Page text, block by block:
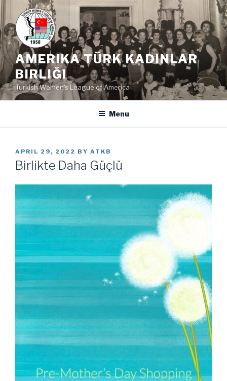
Skip
to
content
AMERIKA TÜRK KADINLAR
BIRLIĞI
Turkish Women's League of America
Menu
POSTED
ON
APRIL 29, 2022 BY ATKB
Birlikte Daha Güçlü